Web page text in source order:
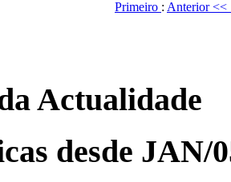
Primeiro : Anterior <<
Actualidade
desde JAN/